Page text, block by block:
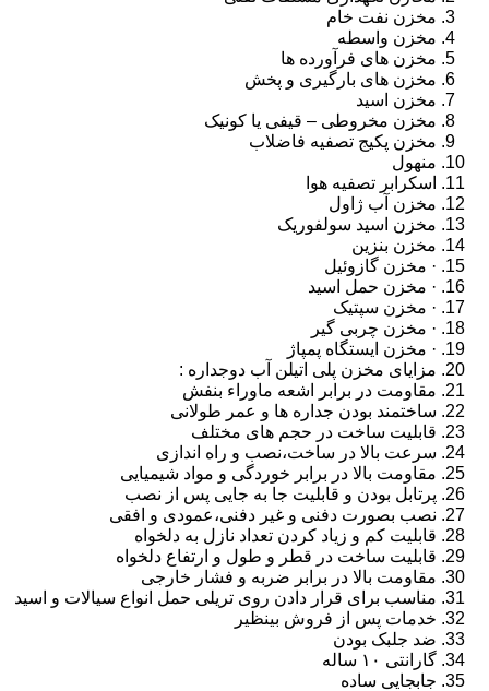
مخزن نفت خام
مخزن واسطه
مخزن های فرآورده ها
مخزن های بارگیری و پخش
مخزن اسید
مخزن مخروطی – قیفی یا کونیک
مخزن پکیج تصفیه فاضلاب
منهول
اسکرابر تصفیه هوا
مخزن آب ژاول
مخزن اسید سولفوریک
مخزن بنزین
· مخزن گازوئیل
· مخزن حمل اسید
· مخزن سپتیک
· مخزن چربی گیر
· مخزن ایستگاه پمپاژ
مزایای مخزن پلی اتیلن آب دوجداره :
مقاومت در برابر اشعه ماوراء بنفش
ساختمند بودن جداره ها و عمر طولانی
قابلیت ساخت در حجم های مختلف
سرعت بالا در ساخت،نصب و راه اندازی
مقاومت بالا در برابر خوردگی و مواد شیمیایی
پرتابل بودن و قابلیت جا به جایی پس از نصب
نصب بصورت دفنی و غیر دفنی،عمودی و افقی
قابلیت کم و زیاد کردن تعداد نازل به دلخواه
قابلیت ساخت در قطر و طول و ارتفاع دلخواه
مقاومت بالا در برابر ضربه و فشار خارجی
مناسب برای قرار دادن روی تریلی حمل انواع سیالات و اسید
خدمات پس از فروش بینظیر
ضد جلبک بودن
گارانتی ۱۰ ساله
جابجایی ساده